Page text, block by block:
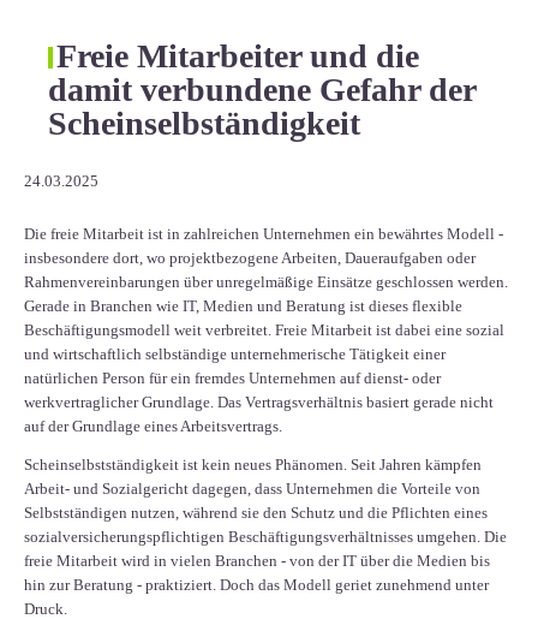
Freie Mitarbeiter und die
damit verbundene Gefahr der
Scheinselbständigkeit
24.03.2025
Die freie Mitarbeit ist in zahlreichen Unternehmen ein bewährtes Modell -
insbesondere dort, wo projektbezogene Arbeiten, Daueraufgaben oder
Rahmenvereinbarungen über unregelmäßige Einsätze geschlossen werden.
Gerade in Branchen wie IT, Medien und Beratung ist dieses flexible
Beschäftigungsmodell weit verbreitet. Freie Mitarbeit ist dabei eine sozial
und wirtschaftlich selbständige unternehmerische Tätigkeit einer
natürlichen Person für ein fremdes Unternehmen auf dienst- oder
werkvertraglicher Grundlage. Das Vertragsverhältnis basiert gerade nicht
auf der Grundlage eines Arbeitsvertrags.
Scheinselbstständigkeit ist kein neues Phänomen. Seit Jahren kämpfen
Arbeit- und Sozialgericht dagegen, dass Unternehmen die Vorteile von
Selbstständigen nutzen, während sie den Schutz und die Pflichten eines
sozialversicherungspflichtigen Beschäftigungsverhältnisses umgehen. Die
freie Mitarbeit wird in vielen Branchen - von der IT über die Medien bis
hin zur Beratung - praktiziert. Doch das Modell geriet zunehmend unter
Druck.